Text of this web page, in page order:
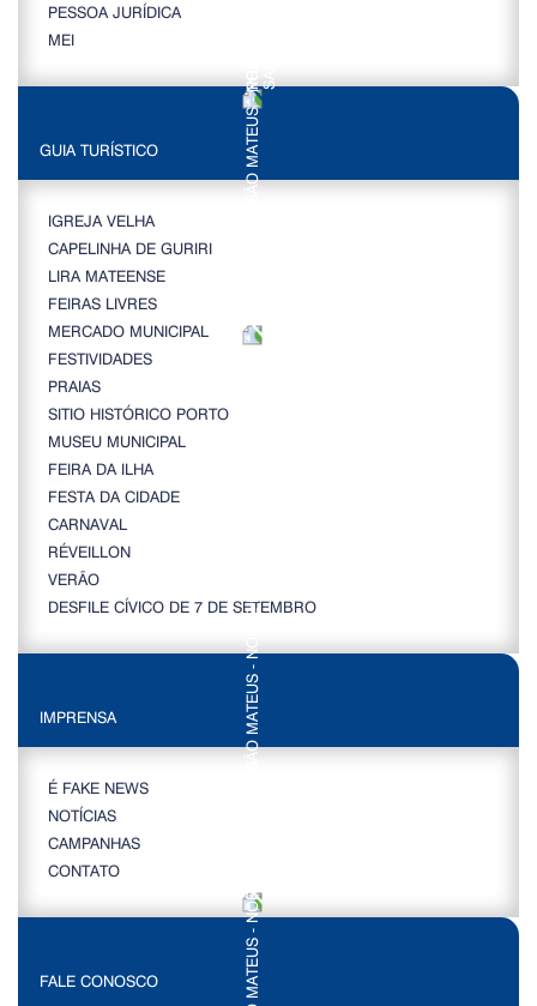
PESSOA JURÍDICA
MEI
GUIA TURÍSTICO
IGREJA VELHA
CAPELINHA DE GURIRI
LIRA MATEENSE
FEIRAS LIVRES
MERCADO MUNICIPAL
FESTIVIDADES
PRAIAS
SITIO HISTÓRICO PORTO
MUSEU MUNICIPAL
FEIRA DA ILHA
FESTA DA CIDADE
CARNAVAL
RÉVEILLON
VERÃO
DESFILE CÍVICO DE 7 DE SETEMBRO
IMPRENSA
É FAKE NEWS
NOTÍCIAS
CAMPANHAS
CONTATO
FALE CONOSCO